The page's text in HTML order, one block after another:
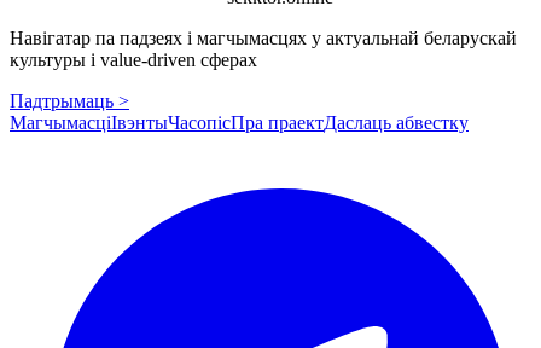
Навігатар па падзеях і магчымасцях у актуальнай беларускай
культуры і value-driven сферах
Падтрымаць >
МагчымасціІвэнтыЧасопісПра праектДаслаць абвестку